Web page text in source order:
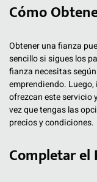
Cómo
Obtener una fianza
sencillo si sigues los
fianza necesitas
emprendiendo.
ofrezcan este servicio
vez que tengas las
precios y condiciones.
Completar el